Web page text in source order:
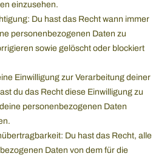
einzusehen.
Du hast das Recht wann immer
personenbezogenen Daten zu
sowie gelöscht oder blockiert
Einwilligung zur Verarbeitung deiner
du das Recht diese Einwilligung zu
personenbezogenen Daten
Du hast das Recht, alle
Daten von dem für die